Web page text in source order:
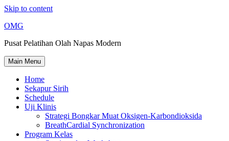
Skip to content
OMG
Pusat Pelatihan Olah Napas Modern
Main Menu
Home
Sekapur Sirih
Schedule
Uji Klinis
Strategi Bongkar Muat Oksigen-Karbondioksida
BreathCardial Synchronization
Program Kelas